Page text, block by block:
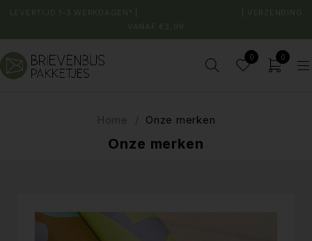
LEVERTIJD 1-3 WERKDAGEN* |
| VERZENDING
VANAF €3,99
0 0
Onze merken
Home / Onze merken